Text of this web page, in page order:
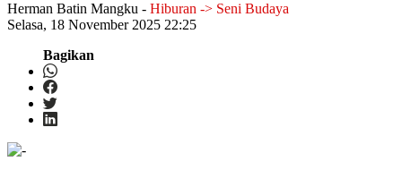
Herman Batin Mangku - Hiburan -> Seni Budaya
Selasa, 18 November 2025 22:25
Bagikan